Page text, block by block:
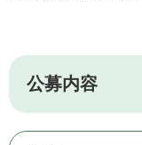
公募内容